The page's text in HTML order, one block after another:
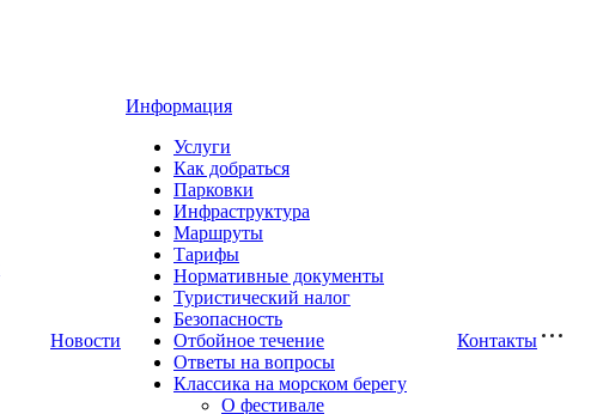
Новости
Информация
Услуги
Как добраться
Парковки
Инфраструктура
Маршруты
Тарифы
Нормативные документы
Туристический налог
Безопасность
Отбойное течение
Ответы на вопросы
Классика на морском берегу
О фестивале
Контакты